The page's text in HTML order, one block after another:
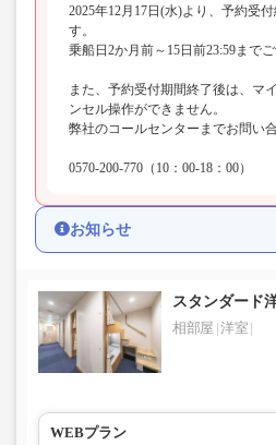
2025年12月17日(水)より、予約受
す。
乗船日2か月前～15日前23:59までご
また、予約受付期間終了後は、マ
ンセル操作ができません。
弊社のコールセンターまでお問い
0570-200-770（10：00-18：00）
お知らせ
スタンダード
相部屋 洋室
WEBプラン